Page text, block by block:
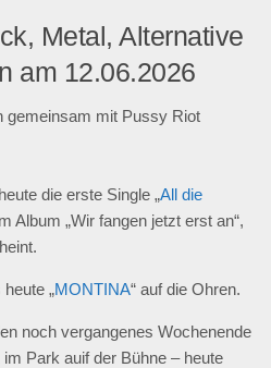
Metal, Alternative
am 12.06.2026
gemeinsam mit Pussy Riot
die erste Single „All die
Album „Wir fangen jetzt erst an“,
heute „MONTINA“ auf die Ohren.
noch vergangenes Wochenende
Park auif der Bühne – heute